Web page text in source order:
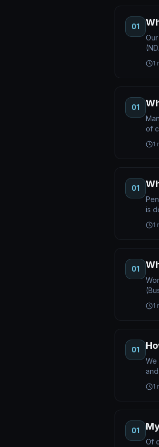
01
1
01
of
1
01
is
1
01
1
01
We
1
01
Of